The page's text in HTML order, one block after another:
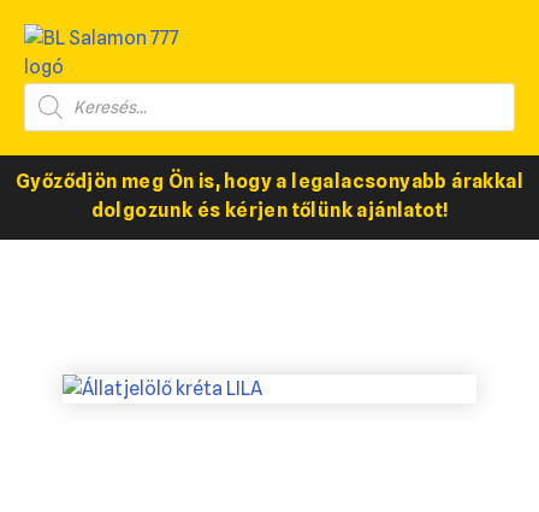
Győződjön meg Ön is, hogy a legalacsonyabb árakkal
dolgozunk és kérjen tőlünk ajánlatot!